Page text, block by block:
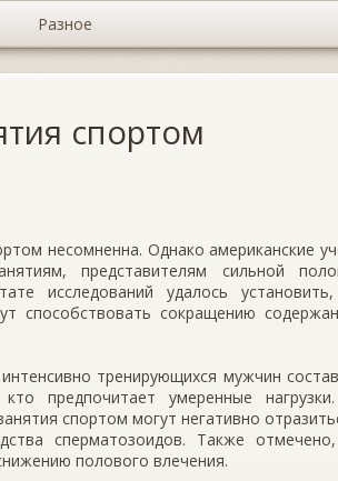
Разное
спортом
несомненна. Однако американские
представителям сильной
исследований удалось
способствовать сокращению
тренирующихся мужчин
предпочитает умеренные
спортом могут негативно
сперматозоидов. Также
полового влечения.